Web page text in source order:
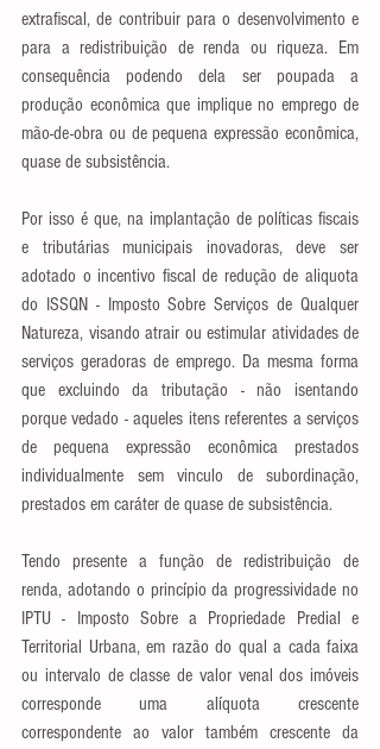
extrafiscal, de contribuir para o desenvolvimento e
para a redistribuição de renda ou riqueza. Em
consequência podendo dela ser poupada a
produção econômica que implique no emprego de
mão-de-obra ou de pequena expressão econômica,
quase de subsistência.
Por isso é que, na implantação de políticas fiscais
e tributárias municipais inovadoras, deve ser
adotado o incentivo fiscal de redução de aliquota
do ISSQN - Imposto Sobre Serviços de Qualquer
Natureza, visando atrair ou estimular atividades de
serviços geradoras de emprego. Da mesma forma
que excluindo da tributação - não isentando
porque vedado - aqueles itens referentes a serviços
de pequena expressão econômica prestados
individualmente sem vinculo de subordinação,
prestados em caráter de quase de subsistência.
Tendo presente a função de redistribuição de
renda, adotando o princípio da progressividade no
IPTU - Imposto Sobre a Propriedade Predial e
Territorial Urbana, em razão do qual a cada faixa
ou intervalo de classe de valor venal dos imóveis
corresponde uma alíquota crescente
correspondente ao valor também crescente da